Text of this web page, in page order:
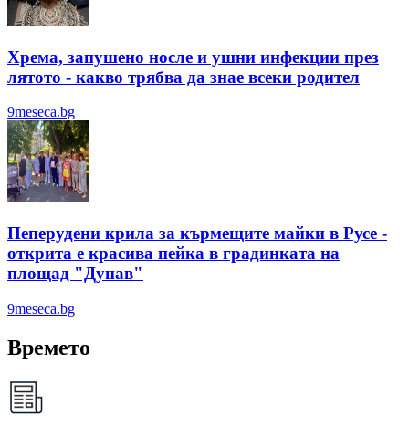
Хрема, запушено носле и ушни инфекции през
лятотo - какво трябва да знае всеки родител
9meseca.bg
Пеперудени крила за кърмещите майки в Русе -
открита е красива пейка в градинката на
площад "Дунав"
9meseca.bg
Времето